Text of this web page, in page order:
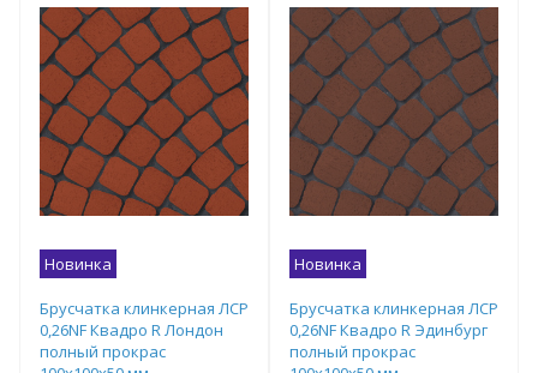
Новинка
Брусчатка клинкерная ЛСР
0,26NF Квадро R Лондон
полный прокрас
Новинка
Брусчатка клинкерная ЛСР
0,26NF Квадро R Эдинбург
полный прокрас